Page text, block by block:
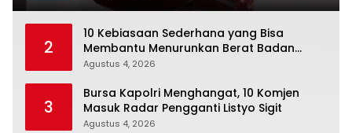
2
10 Kebiasaan Sederhana yang Bisa
Membantu Menurunkan Berat Badan
Secara Konsisten
Agustus 4, 2026
3
Bursa Kapolri Menghangat, 10 Komjen
Masuk Radar Pengganti Listyo Sigit
Agustus 4, 2026